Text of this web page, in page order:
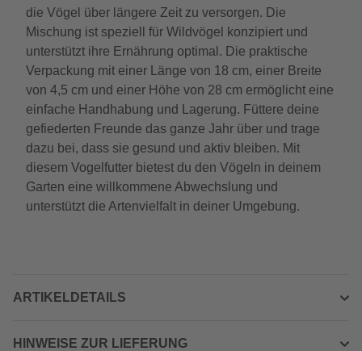
die Vögel über längere Zeit zu versorgen. Die
Mischung ist speziell für Wildvögel konzipiert und
unterstützt ihre Ernährung optimal. Die praktische
Verpackung mit einer Länge von 18 cm, einer Breite
von 4,5 cm und einer Höhe von 28 cm ermöglicht eine
einfache Handhabung und Lagerung. Füttere deine
gefiederten Freunde das ganze Jahr über und trage
dazu bei, dass sie gesund und aktiv bleiben. Mit
diesem Vogelfutter bietest du den Vögeln in deinem
Garten eine willkommene Abwechslung und
unterstützt die Artenvielfalt in deiner Umgebung.
ARTIKELDETAILS
HINWEISE ZUR LIEFERUNG